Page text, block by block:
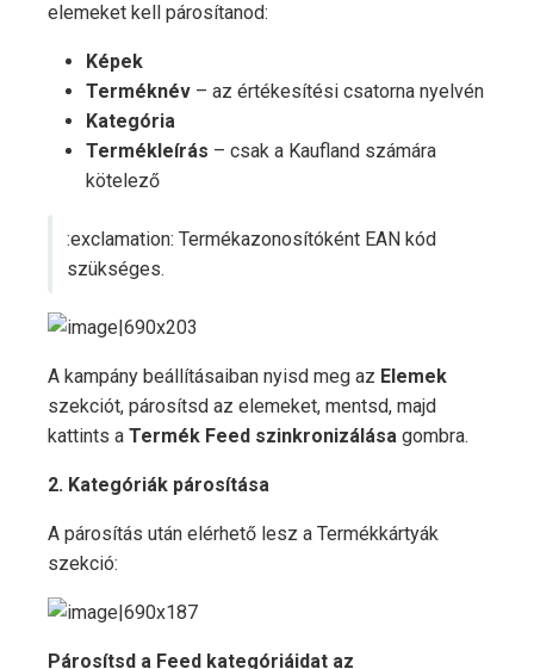
elemeket kell párosítanod:
Képek
Terméknév – az értékesítési csatorna nyelvén
Kategória
Termékleírás – csak a Kaufland számára
kötelező
:exclamation: Termékazonosítóként EAN kód
szükséges.
A kampány beállításaiban nyisd meg az Elemek
szekciót, párosítsd az elemeket, mentsd, majd
kattints a Termék Feed szinkronizálása gombra.
2. Kategóriák párosítása
A párosítás után elérhető lesz a Termékkártyák
szekció:
Párosítsd a Feed kategóriáidat az